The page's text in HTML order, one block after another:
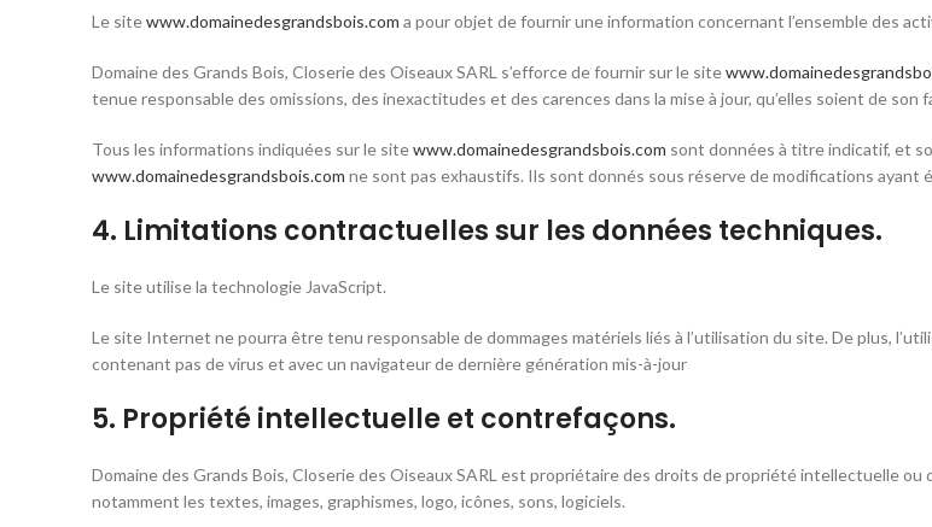
Le sitewww.domainedesgrandsbois.com a pour objet de fournir une information concernant l’ensemble des
Domaine des Grands Bois, Closerie des Oiseaux SARL s’efforce de fournir sur le site
tenue responsable des omissions, des inexactitudes et des carences dans la mise à jour, qu’elles soient de
Tous les informations indiquées sur le sitewww.domainedesgrandsbois.com sont données à titre indicatif, et
www.domainedesgrandsbois.com ne sont pas exhaustifs. Ils sont donnés sous réserve de modifications ayant
4. Limitations contractuelles sur les données techniques.
Le site utilise la technologie JavaScript.
Le site Internet ne pourra être tenu responsable de dommages matériels liés à l’utilisation du site. De plus,
contenant pas de virus et avec un navigateur de dernière génération mis-à-jour
5. Propriété intellectuelle et contrefaçons.
Domaine des Grands Bois, Closerie des Oiseaux SARL est propriétaire des droits de propriété intellectuelle
notamment les textes, images, graphismes, logo, icônes, sons, logiciels.